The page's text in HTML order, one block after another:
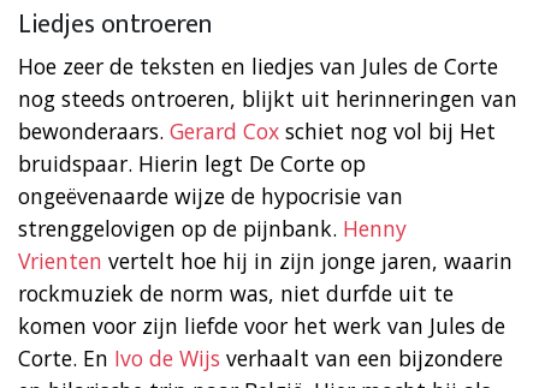
Liedjes ontroeren
Hoe zeer de teksten en liedjes van Jules de Corte
nog steeds ontroeren, blijkt uit herinneringen van
bewonderaars. Gerard Cox schiet nog vol bij Het
bruidspaar. Hierin legt De Corte op
ongeëvenaarde wijze de hypocrisie van
strenggelovigen op de pijnbank. Henny
Vrienten vertelt hoe hij in zijn jonge jaren, waarin
rockmuziek de norm was, niet durfde uit te
komen voor zijn liefde voor het werk van Jules de
Corte. En Ivo de Wijs verhaalt van een bijzondere